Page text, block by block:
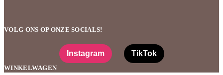
VOLG ONS OP ONZE SOCIALS!
Instagram TikTok
WINKELWAGEN